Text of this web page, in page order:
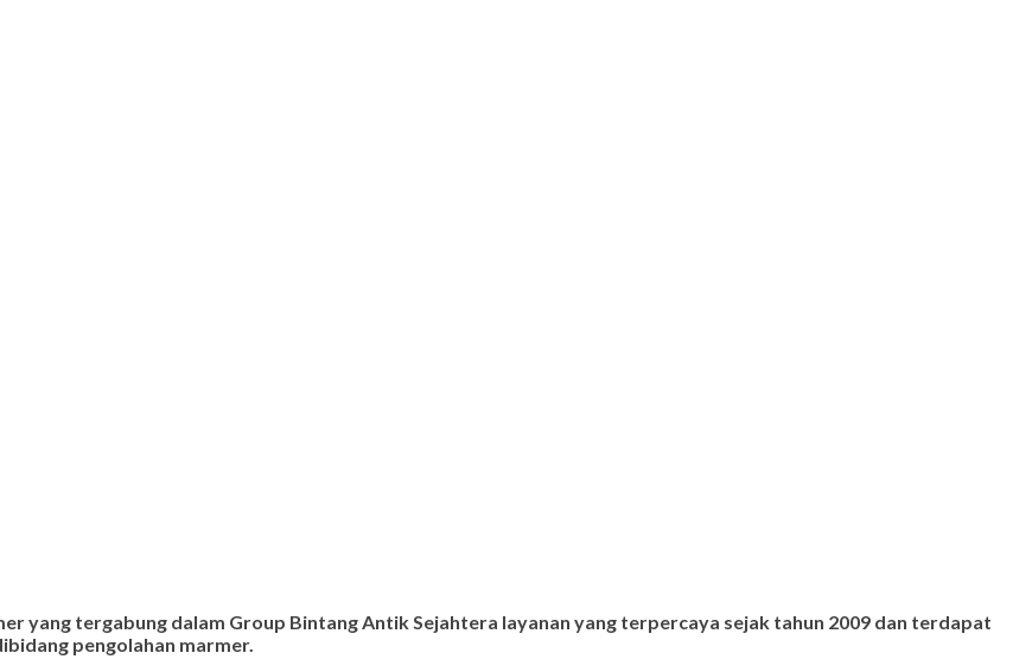
yang tergabung dalam Group Bintang Antik Sejahtera layanan yang terpercaya sejak tahun 2009 dan terdapat
pengolahan marmer.